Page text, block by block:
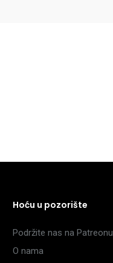
Hoću u pozorište
Podržite nas na Patreonu
O nama